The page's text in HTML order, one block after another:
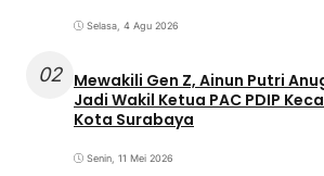
Selasa, 4 Agu 2026
02 Mewakili Gen Z, Ainun Putri
Jadi Wakil Ketua PAC PDIP
Kota Surabaya
Senin, 11 Mei 2026